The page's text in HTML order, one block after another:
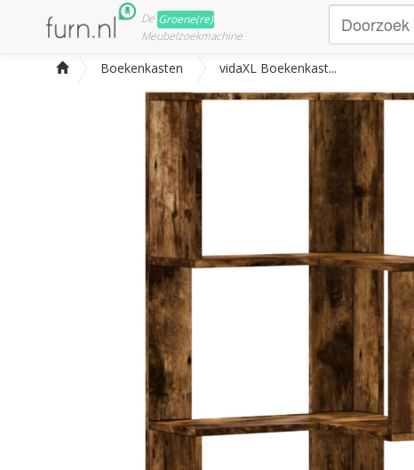
De Groene(re)
Meubelzoekmachine
Boekenkasten vidaXL Boekenkast...